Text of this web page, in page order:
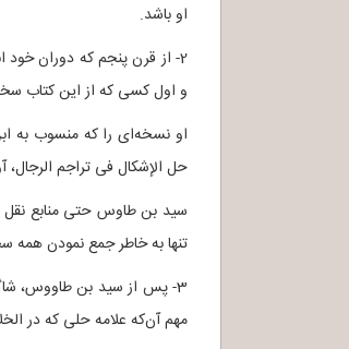
او باشد.
2- از قرن پنجم که دوران
و اول کسی که از این کتاب
او نسخه‌ای را که منسوب به
حل الإشکال فی تراجم
سید بن طاوس حتی منابع نقل
تنها به خاطر جمع نمودن همه
3- پس از سید بن طاووس،
مهم آن‌که علامه حلی که در